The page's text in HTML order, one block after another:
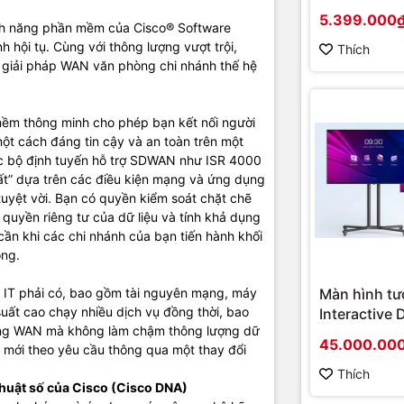
năng phần mềm của Cisco® Software
hội tụ. Cùng với thông lượng vượt trội,
pháp WAN văn phòng chi nhánh thế hệ
thông minh cho phép bạn kết nối người
cách đáng tin cậy và an toàn trên một
định tuyến hỗ trợ SDWAN như ISR 4000
dựa trên các điều kiện mạng và ứng dụng
vời. Bạn có quyền kiểm soát chặt chẽ
riêng tư của dữ liệu và tính khả dụng
khi các chi nhánh của bạn tiến hành khối
phải có, bao gồm tài nguyên mạng, máy
cao chạy nhiều dịch vụ đồng thời, bao
WAN mà không làm chậm thông lượng dữ
theo yêu cầu thông qua một thay đổi
số của Cisco (Cisco DNA)
Socket AM4/
onboard)
Thích
Màn hình
Interactive
D5B86RB/
hình cao
chính hãng
Thích
tiếp cận mang tính cách mạng trong mạng giúp các tổ chức tự
và bảo mật mạng.
DNA dựa trên mục đích là:
Context: Diễn giải từng byte dữ liệu truyền qua nó, dẫn đến bảo
tùy chỉnh hơn và hoạt động nhanh hơn.
by Intent: Chuyển ý định của bạn thành cấu hình mạng phù hợp,
cung cấp nhiều thiết bị trong vài phút.
Intuition: Liên tục học hỏi từ lượng dữ liệu khổng lồ chạy qua đó và
tin chi tiết hữu ích. Giúp bạn giải quyết các vấn đề trước khi
và học hỏi từ mọi sự cố.
của Cisco cung cấp một bảng điều khiển quản lý tập trung trên
- chi nhánh, khuôn viên, trung tâm dữ liệu và đám mây. Thay vì
hộp, bạn có thể thiết kế, cung cấp và đặt chính sách từ đầu đến
Cisco DNA duy nhất. Điều này cho phép bạn đáp ứng các nhu
hơn và đơn giản hóa các hoạt động hàng ngày. Phân tích và đảm
Nền tảng dữ liệu mạng của Cisco (NDP) giúp bạn khai thác tối đa
liên tục thu thập và đưa thông tin chi tiết vào hành động. Cisco
thể mở rộng và có thể lập trình được ở mọi lớp. Nó tích hợp công
thứ ba, các API mở và nền tảng dành cho nhà phát triển, để hỗ